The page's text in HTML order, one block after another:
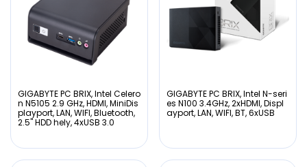
GIGABYTE PC BRIX, Intel Celero
n N5105 2.9 GHz, HDMI, MiniDis
playport, LAN, WIFI, Bluetooth,
2.5" HDD hely, 4xUSB 3.0
GIGABYTE PC BRIX, Intel N-seri
es N100 3.4GHz, 2xHDMI, Displ
ayport, LAN, WIFI, BT, 6xUSB